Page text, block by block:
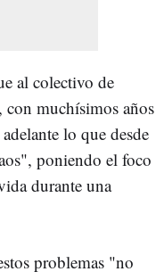
al colectivo de
con muchísimos años
lo que desde
poniendo el foco
durante una
problemas "no